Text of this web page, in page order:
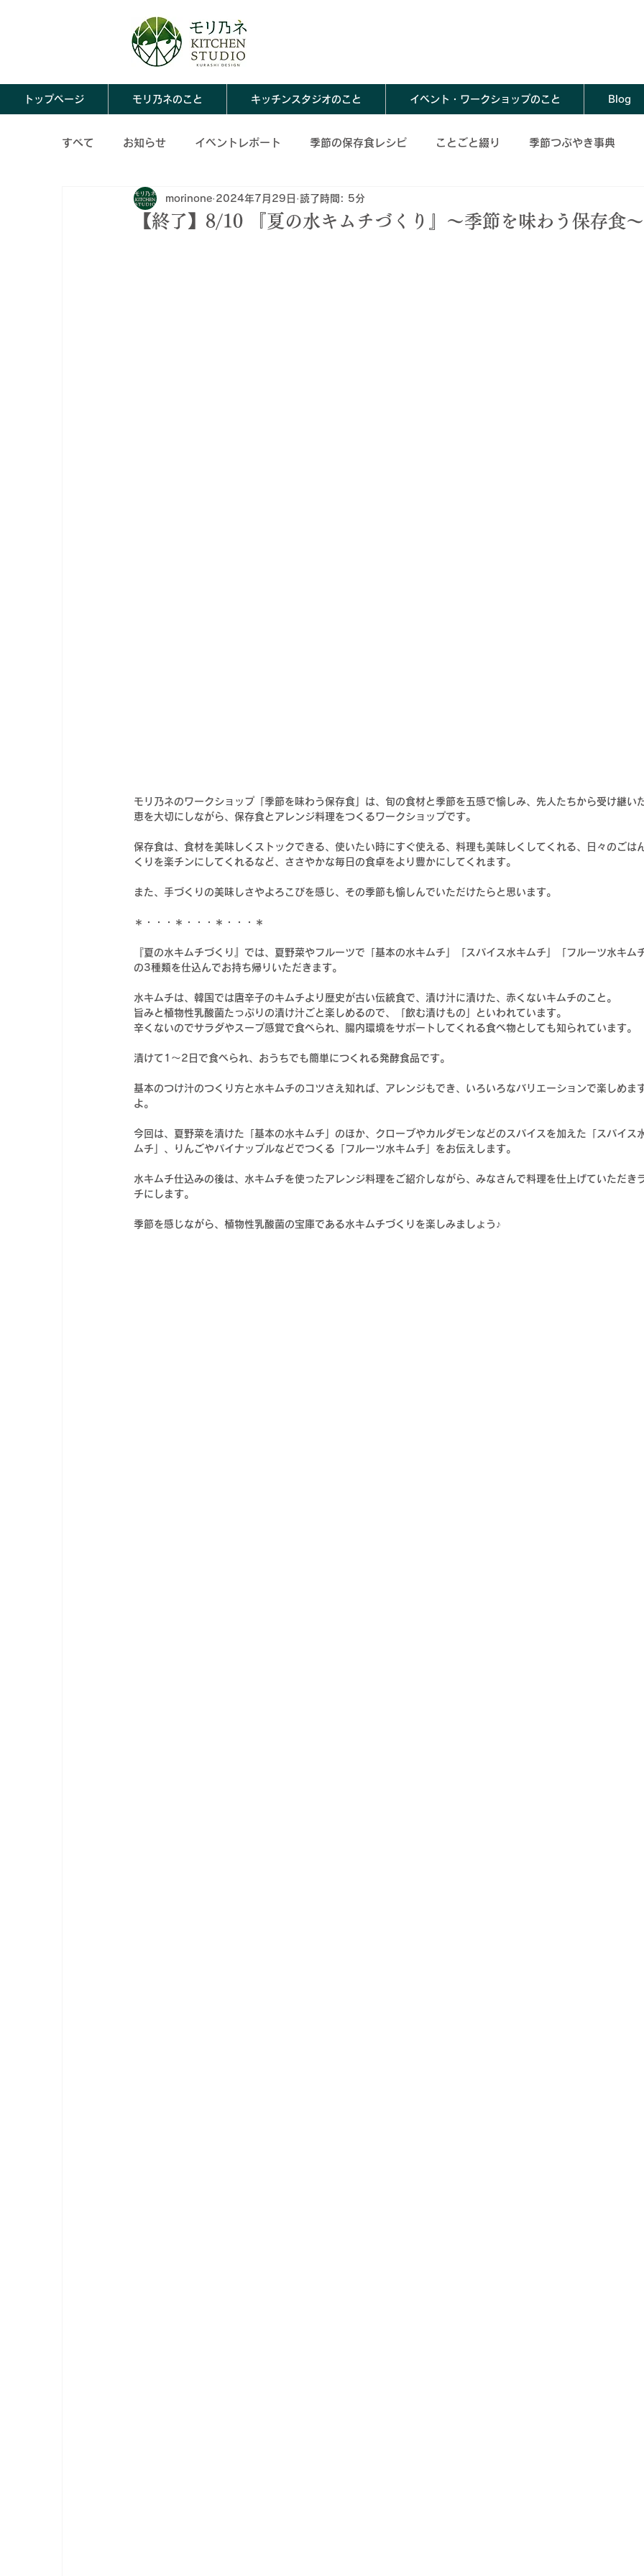
トップページ モリ乃ネのこと キッチンスタジオのこと イベント・ワークショップのこと Blog
すべて お知らせ イベントレポート 季節の保存食レシピ ことごと綴り 季節つぶやき事典
ならわし料理 モリ乃ネのこと 春の保存食レシピ
【終了】8/10 『夏の水キムチづくり』～季節を味わう保存食～
morinone 2024年7月29日 読了時間: 5分
モリ乃ネのワークショップ「季節を味わう保存食」は、 旬の食材と季節を五感で愉しみ、先人たちから受け継い
恵を大切にしながら、保存食とアレンジ料理をつくるワークショップです。
保存食は、食材を美味しくストックできる、使いたい時にすぐ使える、料理も美味しくしてくれる、日々のごは
くりを楽チンにしてくれるなど、ささやかな毎日の食卓をより豊かにしてくれます。
また、手づくりの美味しさやよろこびを感じ、その季節も愉しんでいただけたらと思います。
＊ ・・・ ＊ ・・・ ＊ ・・・ ＊
『夏の水キムチづくり』では、夏野菜やフルーツで「基本の水キムチ」「スパイス水キムチ」「フルーツ水キムチ
の3種類を仕込んでお持ち帰りいただきます。
水キムチは、韓国では唐辛子のキムチより歴史が古い伝統食で、 漬け汁に漬けた、赤くないキムチのこと。
旨みと植物性乳酸菌たっぷりの漬け汁ごと楽しめるので、「飲む漬けもの」といわれています。
辛くないのでサラダやスープ感覚で食べられ、 腸内環境をサポートしてくれる食べ物としても知られています。
漬けて1～2日で食べられ、おうちでも簡単につくれる発酵食品です。
基本のつけ汁のつくり方と水キムチのコツさえ知れば、アレンジもでき、いろいろなバリエーションで楽しめま
よ。
今回は、夏野菜を漬けた「基本の水キムチ」のほか、クローブやカルダモンなどのスパイスを加えた「スパイス
ムチ」、りんごやパイナップルなどでつくる「フルーツ水キムチ」をお伝えします。
水キムチ仕込みの後は、 水キムチを使ったアレンジ料理をご紹介しながら、みなさんで料理を仕上げていただき
チにします。
季節を感じながら、 植物性乳酸菌の宝庫である水キムチづくりを楽しみましょう♪